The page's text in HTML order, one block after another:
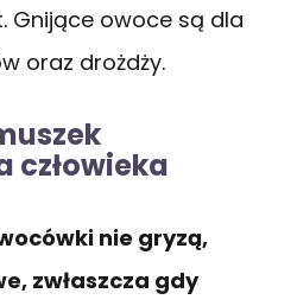
Gnijące owoce są dla
oraz drożdży.
człowieka
nie gryzą,
zwłaszcza gdy